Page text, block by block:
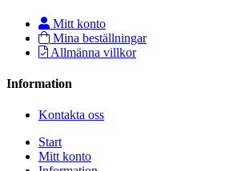
Mitt konto
Mina beställningar
Allmänna villkor
Information
Kontakta oss
Start
Mitt konto